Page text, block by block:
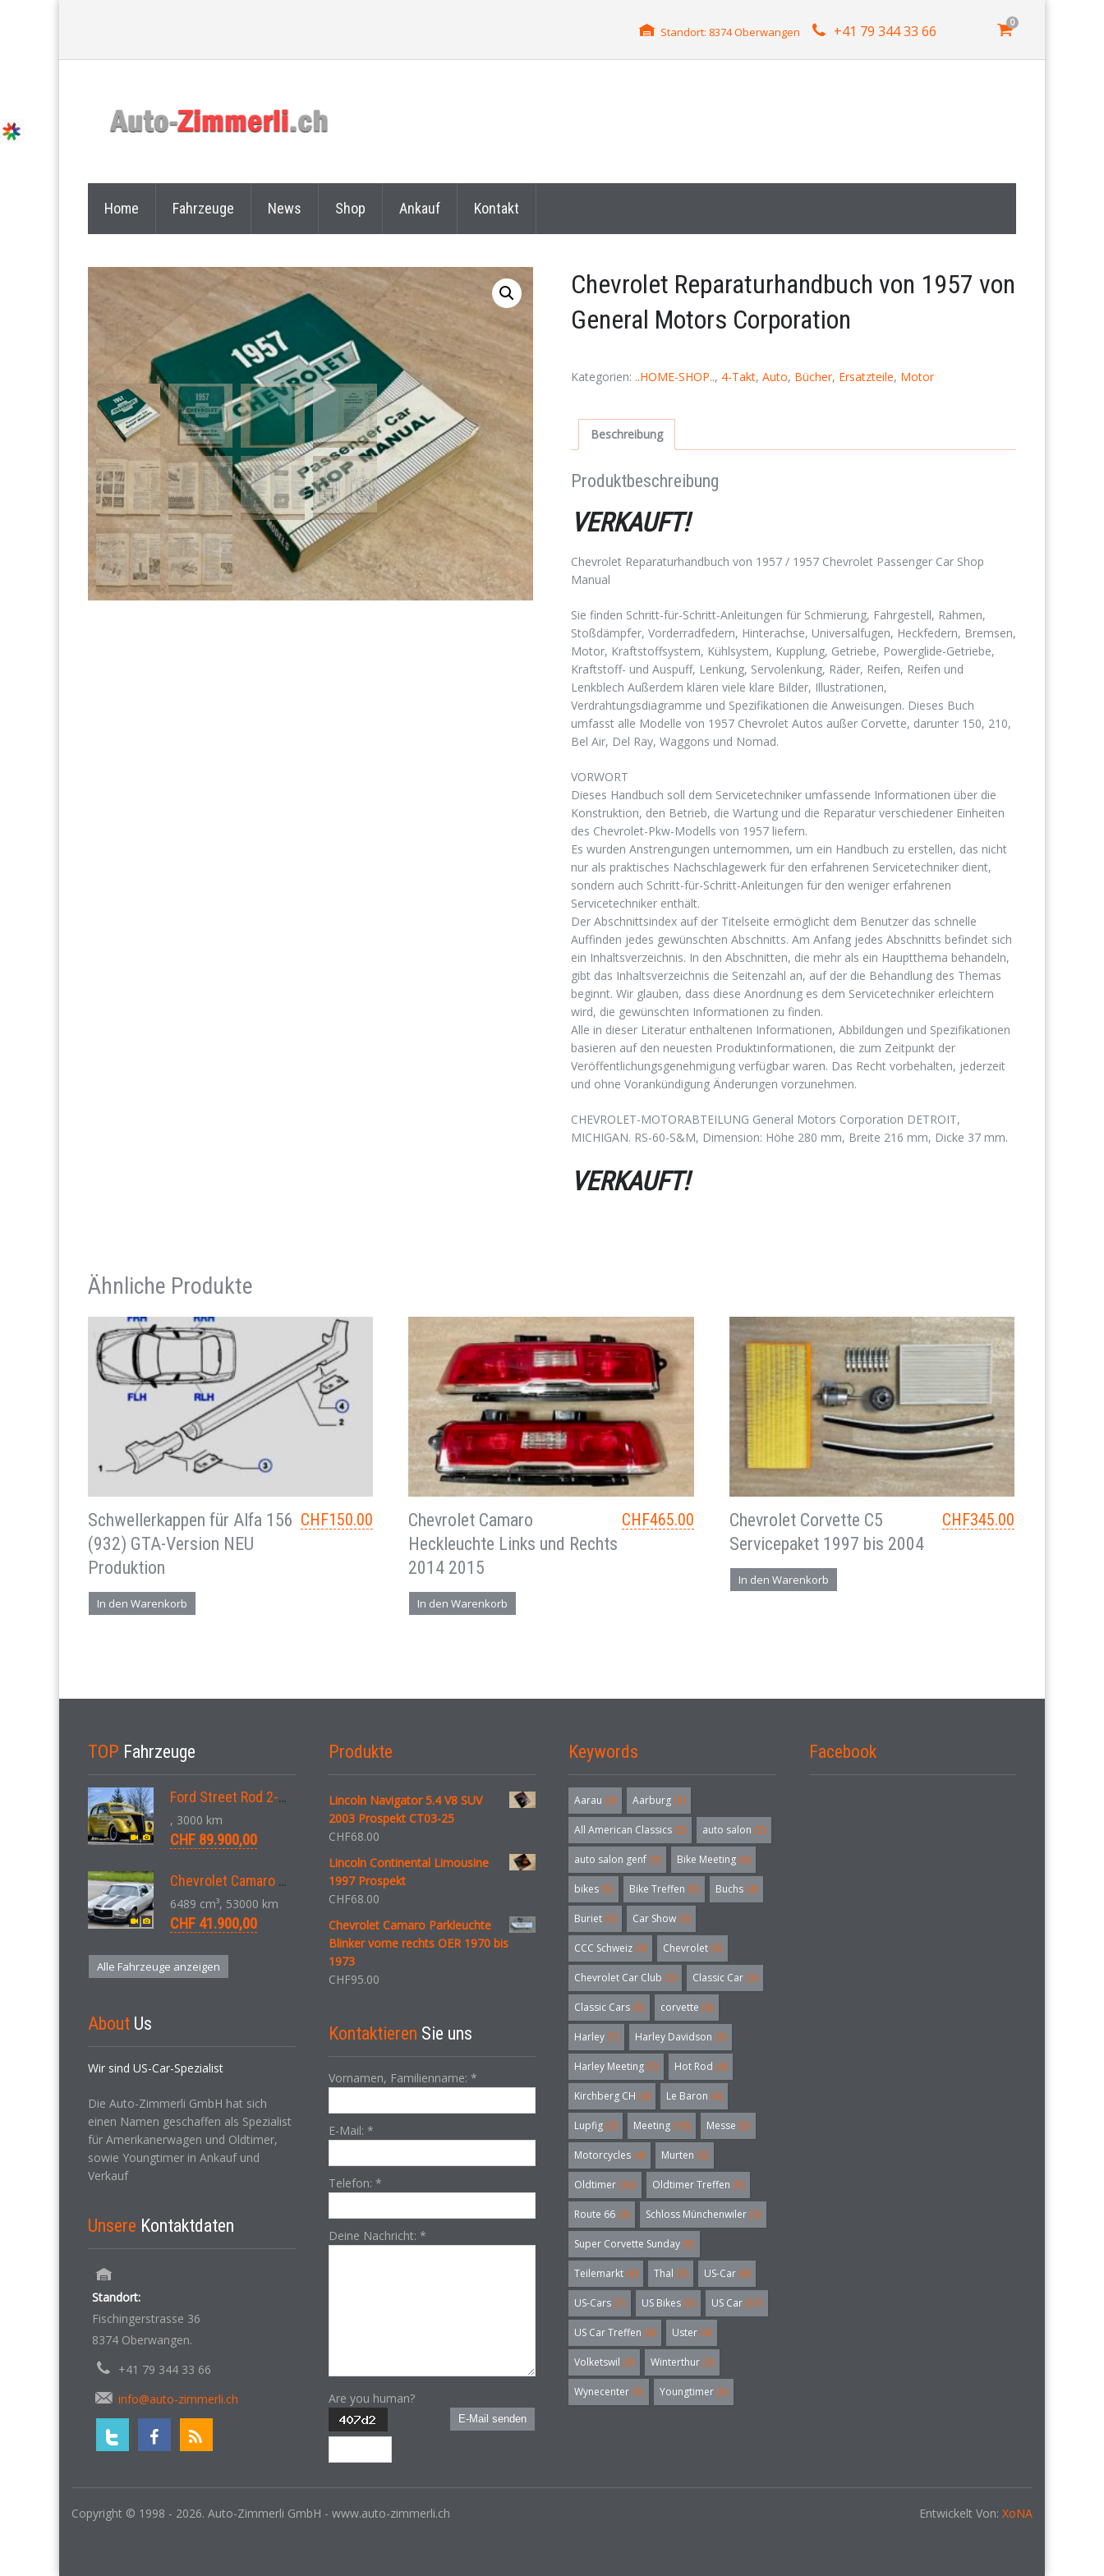
Standort: 8374 Oberwangen +41 79 344 33 66 0
Home Fahrzeuge News Shop Ankauf Kontakt
Chevrolet Reparaturhandbuch von 1957 von
General Motors Corporation
Kategorien: ..HOME-SHOP.., 4-Takt, Auto, Bücher, Ersatzteile, Motor
Beschreibung
Produktbeschreibung
VERKAUFT!
Chevrolet Reparaturhandbuch von 1957 / 1957 ChevroletPassenger Car Shop
Manual
Sie finden Schritt-für-Schritt-Anleitungen für Schmierung, Fahrgestell, Rahmen,
Stoßdämpfer, Vorderradfedern, Hinterachse, Universalfugen, Heckfedern, Bremsen,
Motor, Kraftstoffsystem, Kühlsystem, Kupplung, Getriebe, Powerglide-Getriebe,
Kraftstoff- und Auspuff, Lenkung, Servolenkung, Räder, Reifen, Reifen und
Lenkblech Außerdem klären viele klare Bilder, Illustrationen,
Verdrahtungsdiagramme und Spezifikationen die Anweisungen. Dieses Buch
umfasst alle Modelle von 1957 Chevrolet Autos außer Corvette, darunter 150, 210,
Bel Air, Del Ray, Waggons und Nomad.
VORWORT
Dieses Handbuch soll dem Servicetechniker umfassende Informationen über die
Konstruktion, den Betrieb, die Wartung und die Reparatur verschiedener Einheiten
des Chevrolet-Pkw-Modells von 1957 liefern.
Es wurden Anstrengungen unternommen, um ein Handbuch zu erstellen, das nicht
nur als praktisches Nachschlagewerk für den erfahrenen Servicetechniker dient,
sondern auch Schritt-für-Schritt-Anleitungen für den weniger erfahrenen
Servicetechniker enthält.
Der Abschnittsindex auf der Titelseite ermöglicht dem Benutzer das schnelle
Auffinden jedes gewünschten Abschnitts. Am Anfang jedes Abschnitts befindet sich
ein Inhaltsverzeichnis. In den Abschnitten, die mehr als ein Hauptthema behandeln,
gibt das Inhaltsverzeichnis die Seitenzahl an, auf der die Behandlung des Themas
beginnt. Wir glauben, dass diese Anordnung es dem Servicetechniker erleichtern
wird, die gewünschten Informationen zu finden.
Alle in dieser Literatur enthaltenen Informationen, Abbildungen und Spezifikationen
basieren auf den neuesten Produktinformationen, die zum Zeitpunkt der
Veröffentlichungsgenehmigung verfügbar waren. Das Recht vorbehalten, jederzeit
und ohne Vorankündigung Änderungen vorzunehmen.
CHEVROLET-MOTORABTEILUNG General Motors Corporation DETROIT,
MICHIGAN. RS-60-S&M, Dimension: Höhe 280 mm, Breite 216 mm, Dicke 37 mm.
VERKAUFT!
Ähnliche Produkte
CHF150.00
Schwellerkappen für Alfa 156
(932) GTA-Version NEU
Produktion
In den Warenkorb
CHF465.00
Chevrolet Camaro
Heckleuchte Links und Rechts
2014 2015
In den Warenkorb
CHF345.00
Chevrolet Corvette C5
Servicepaket 1997 bis 2004
In den Warenkorb
TOP Fahrzeuge
Ford Street Rod 2-Door V8 Aut. 1937
, 3000 km
CHF 89.900,00
Chevrolet Camaro SS 396 LS3 Coupe Aut. 1971
6489 cm³, 53000 km
CHF 41.900,00
Alle Fahrzeuge anzeigen
About Us
Wir sind US-Car-Spezialist
Die Auto-Zimmerli GmbH hat sich
einen Namen geschaffen als Spezialist
für Amerikanerwagen und Oldtimer,
sowie Youngtimer in Ankauf und
Verkauf
Unsere Kontaktdaten
Standort:
Fischingerstrasse 36
8374 Oberwangen.
+41 79 344 33 66
info@auto-zimmerli.ch
Produkte
Lincoln Navigator 5.4 V8 SUV
2003 Prospekt CT03-25
CHF68.00
Lincoln Continental Limousine
1997 Prospekt
CHF68.00
Chevrolet Camaro Parkleuchte
Blinker vorne rechts OER 1970 bis
1973
CHF95.00
Kontaktieren Sie uns
Vornamen, Familienname: *
E-Mail: *
Telefon: *
Deine Nachricht: *
Are you human?
E-Mail senden
Keywords
Aarau (3) Aarburg (3)
All American Classics (3) auto salon (3)
auto salon genf (3) Bike Meeting (4)
bikes (5) Bike Treffen (5) Buchs (4)
Buriet (3) Car Show (3)
CCC Schweiz (3) Chevrolet (3)
Chevrolet Car Club (3) Classic Car (3)
Classic Cars (3) corvette (6)
Harley (7) Harley Davidson (3)
Harley Meeting (5) Hot Rod (4)
Kirchberg CH (4) Le Baron (4)
Lupfig (3) Meeting (18) Messe (5)
Motorcycles (4) Murten (3)
Oldtimer (32) Oldtimer Treffen (5)
Route 66 (3) Schloss Münchenwiler (3)
Super Corvette Sunday (5)
Teilemarkt (4) Thal (3) US-Car (6)
US-Cars (7) US Bikes (5) US Car (57)
US Car Treffen (6) Uster (4)
Volketswil (3) Winterthur (3)
Wynecenter (3) Youngtimer (5)
Facebook
Copyright © 1998 - 2026. Auto-Zimmerli GmbH - www.auto-zimmerli.ch Entwickelt Von: XoNA